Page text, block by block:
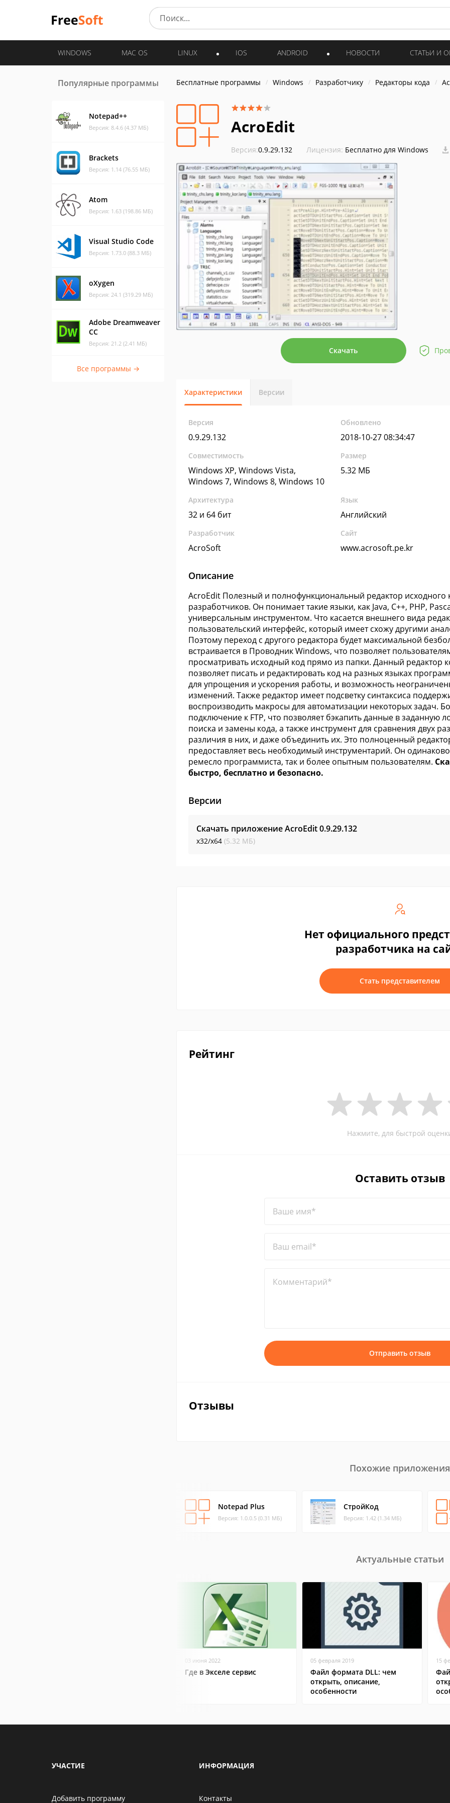
WINDOWS MAC OS LINUX IOS ANDROID НОВОСТИ СТАТЬИ И
Популярные программы
Notepad++
Версия: 8.4.6 (4.37 МБ)
Brackets
Версия: 1.14 (76.55 МБ)
Atom
Версия: 1.63 (198.86 МБ)
Visual Studio Code
Версия: 1.73.0 (88.3 МБ)
oXygen
Версия: 24.1 (319.29 МБ)
Adobe Dreamweaver
CC
Версия: 21.2 (2.41 МБ)
Все программы →
Бесплатные программы Windows Разработчику Редакторы кода
AcroEdit
Версия:0.9.29.132 Лицензия: Бесплатно для Windows
Скачать
Характеристики Версии
Версия
0.9.29.132
Обновлено
2018-10-27 08:34:47
Совместимость
Windows XP, Windows Vista,
Windows 7, Windows 8, Windows 10
Размер
5.32 МБ
Архитектура
32 и 64 бит
Язык
Английский
Разработчик
AcroSoft
Сайт
www.acrosoft.pe.kr
Описание
AcroEdit Полезный и полнофункциональный редактор исходного
разработчиков. Он понимает такие языки, как Java, C++, PHP,
универсальным инструментом. Что касается внешнего вида
пользовательский интерфейс, который имеет схожу другими
Поэтому переход с другого редактора будет максимальной
встраивается в Проводник Windows, что позволяет
просматривать исходный код прямо из папки. Данный редактор
позволяет писать и редактировать код на разных языках
для упрощения и ускорения работы, и возможность
изменений. Также редактор имеет подсветку синтаксиса
воспроизводить макросы для автоматизации некоторых задач.
подключение к FTP, что позволяет бэкапить данные в заданную
поиска и замены кода, а также инструмент для сравнения двух
различия в них, и даже объединить их. Это полноценный
предоставляет весь необходимый инструментарий. Он
ремесло программиста, так и более опытным пользователям.
быстро, бесплатно и безопасно.
Версии
Скачать приложение AcroEdit0.9.29.132
x32/x64 (5.32 МБ)
Нет официального
разработчика на
Стать представителем
Рейтинг
Нажмите, для быстрой
Оставить отзыв
Ваше имя*
Ваш email*
Комментарий*
Отправить отзыв
Отзывы
Похожие приложения
Notepad Plus
Версия: 1.0.0.5 (0.31 МБ)
СтройКод
Версия: 1.42 (1.34 МБ)
Актуальные статьи
03 июня 2022
Где в Экселе сервис
05 февраля 2019
Файл формата DLL: чем
открыть, описание,
особенности
15
УЧАСТИЕ
Добавить программу
ИНФОРМАЦИЯ
Контакты